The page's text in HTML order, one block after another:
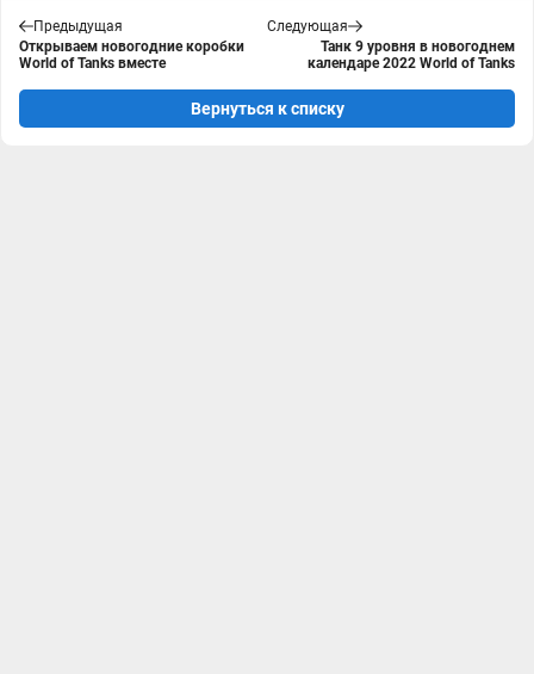
Предыдущая
Открываем новогодние коробки
World of Tanks вместе
Следующая
Танк 9 уровня в новогоднем
календаре 2022 World of Tanks
Вернуться к списку